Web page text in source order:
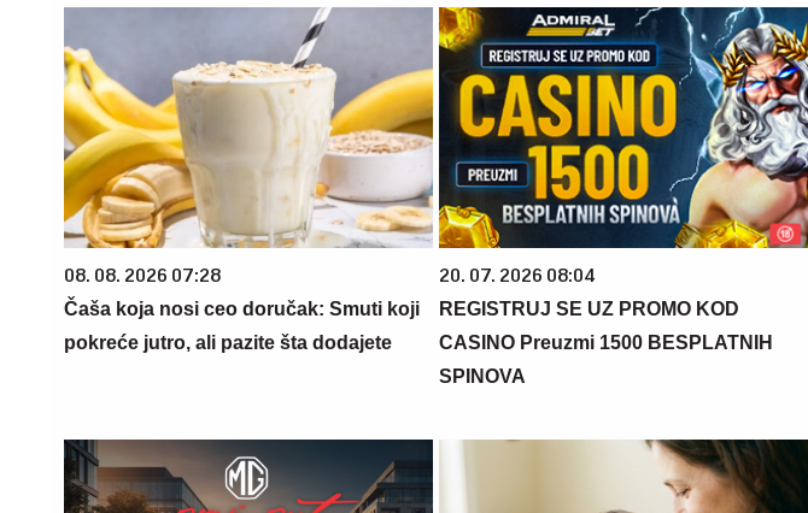
08. 08. 2026 07:28
Čaša koja nosi ceo doručak: Smuti koji
pokreće jutro, ali pazite šta dodajete
20. 07. 2026 08:04
REGISTRUJ SE UZ PROMO KOD
CASINO Preuzmi 1500 BESPLATNIH
SPINOVA